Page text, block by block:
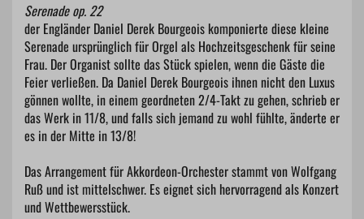
Serenade op. 22
der Engländer Daniel Derek Bourgeois komponierte diese kleine
Serenade ursprünglich für Orgel als Hochzeitsgeschenk für seine
Frau. Der Organist sollte das Stück spielen, wenn die Gäste die
Feier verließen. Da Daniel Derek Bourgeois ihnen nicht den Luxus
gönnen wollte, in einem geordneten 2/4-Takt zu gehen, schrieb er
das Werk in 11/8, und falls sich jemand zu wohl fühlte, änderte er
es in der Mitte in 13/8!
Das Arrangement für Akkordeon-Orchester stammt von Wolfgang
Ruß und ist mittelschwer. Es eignet sich hervorragend als Konzert
und Wettbewersstück.